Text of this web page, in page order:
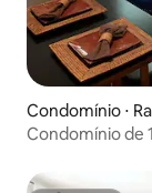
Condomínio ⋅
Condomínio de